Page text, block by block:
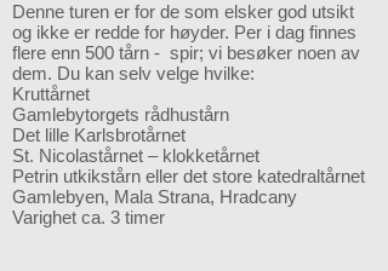
Denne turen er for de som elsker god utsikt
og ikke er redde for høyder. Per i dag finnes
flere enn 500 tårn - spir; vi besøker noen av
dem. Du kan selv velge hvilke:
Kruttårnet
Gamlebytorgets rådhustårn
Det lille Karlsbrotårnet
St. Nicolastårnet – klokketårnet
Petrin utkikstårn eller det store katedraltårnet
Gamlebyen, Mala Strana, Hradcany
Varighet ca. 3 timer